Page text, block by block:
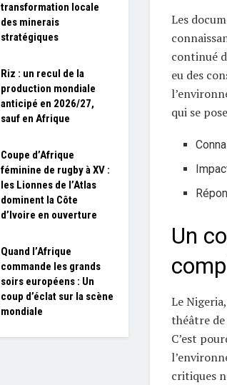
Les
continué
eu des
qui se
Un
Le
théâtre
C’est
critiques
transformation locale
des minerais
stratégiques
Riz : un recul de la
production mondiale
anticipé en 2026/27,
sauf en Afrique
Coupe d’Afrique
féminine de rugby à XV :
les Lionnes de l’Atlas
dominent la Côte
d’Ivoire en ouverture
Quand l’Afrique
commande les grands
soirs européens : Un
coup d’éclat sur la scène
mondiale